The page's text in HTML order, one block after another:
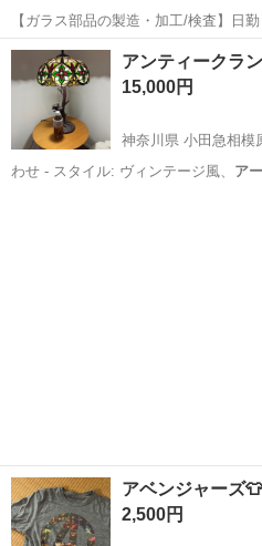
【ガラス部品の製造・加工/検査】日
豆でのんびりライフ♪ ガラス部品の製造・加工/検査 【株式会社平山で
の正社員採用（無期雇用派遣）となります】 「2人で同じ職
たい」 「仕事も休みも一...
静岡 伊東市
アンティークラ
15,000円
神奈川県 小田急相模
わせ - スタイル: ヴィンテージ風、 ア
アベンジャーズ
2,500円